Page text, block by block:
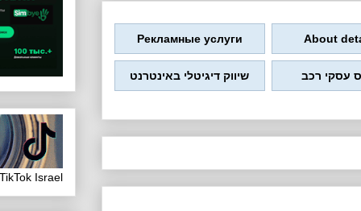
About
Рекламные услуги
עסקי רכב שיווק דיגיטלי באינטרנט
Israel